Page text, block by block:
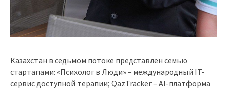
Казахстан в седьмом потоке представлен семью
стартапами: «Психолог в Люди» – международный IT-
сервис доступной терапии; QazTracker – AI-платформа